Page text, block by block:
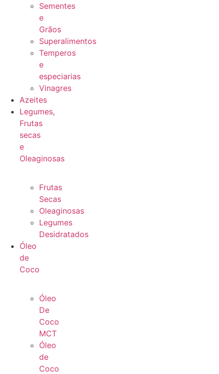
Sementes
e
Grãos
Superalimentos
Temperos
e
especiarias
Vinagres
Azeites
Legumes,
Frutas
secas
e
Oleaginosas
Frutas
Secas
Oleaginosas
Legumes
Desidratados
Óleo
de
Coco
Óleo
De
Coco
MCT
Óleo
de
Coco